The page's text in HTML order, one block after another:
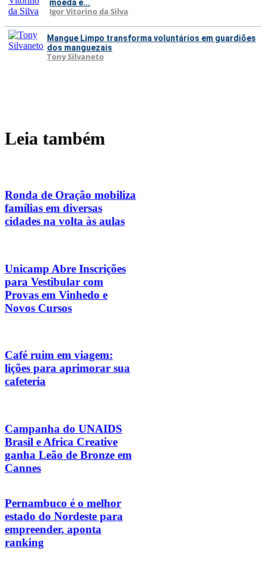
moeda e...
Igor Vitorino da Silva
Mangue Limpo transforma voluntários em guardiões
dos manguezais
Tony Silvaneto
Leia também
Ronda de Oração mobiliza
famílias em diversas
cidades na volta às aulas
Unicamp Abre Inscrições
para Vestibular com
Provas em Vinhedo e
Novos Cursos
Café ruim em viagem:
lições para aprimorar sua
cafeteria
Campanha do UNAIDS
Brasil e Africa Creative
ganha Leão de Bronze em
Cannes
Pernambuco é o melhor
estado do Nordeste para
empreender, aponta
ranking